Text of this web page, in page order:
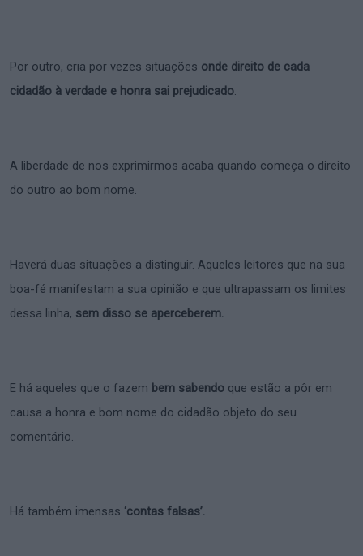
Por outro, cria por vezes situações onde direito de cada
cidadão à verdade e honra sai prejudicado.
A liberdade de nos exprimirmos acaba quando começa o direito
do outro ao bom nome.
Haverá duas situações a distinguir. Aqueles leitores que na sua
boa-fé manifestam a sua opinião e que ultrapassam os limites
dessa linha, sem disso se aperceberem.
E há aqueles que o fazem bem sabendo que estão a pôr em
causa a honra e bom nome do cidadão objeto do seu
comentário.
Há também imensas ‘contas falsas’.